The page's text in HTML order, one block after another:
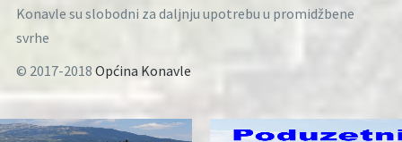
Konavle su slobodni za daljnju upotrebu u promidžbene
svrhe
© 2017-2018 Općina Konavle